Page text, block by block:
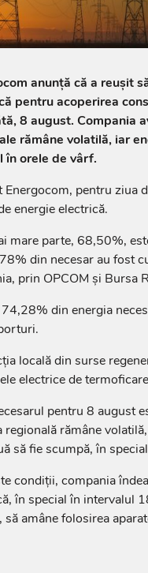
anunță că a reușit
pentru acoperirea
8 august. Compania
rămâne volatilă, iar
în orele de vârf.
Energocom, pentru ziua
energie electrică.
mare parte, 68,50%,
din necesar au fost
prin OPCOM și Bursa
din energia
locală din surse
electrice de
pentru 8 august
regională rămâne
să fie scumpă, în
condiții, compania
în special în intervalul
să amâne folosirea